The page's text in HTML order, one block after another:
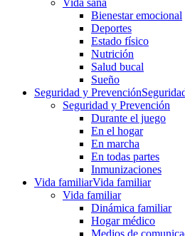
Vida sana
Bienestar emocional
Deportes
Estado físico
Nutrición
Salud bucal
Sueño
Seguridad y Prevención
Seguridad y Prevención
Durante el juego
En el hogar
En marcha
En todas partes
Inmunizaciones
Vida familiarVida familiar
Vida familiar
Dinámica familiar
Hogar médico
Medios de